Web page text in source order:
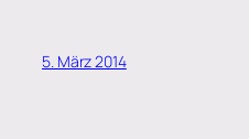
5. März 2014